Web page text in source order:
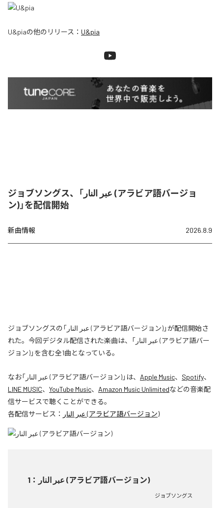
U&piaの他のリリース： U&pia
ジョブソングス、「عبر النار (アラビア語バージョ
ン)」を配信開始
新曲情報 2026.8.9
ジョブソングスの「عبر النار (アラビア語バージョン)」が配信開始さ
れた。今回デジタル配信された楽曲は、「عبر النار (アラビア語バー
ジョン)」を含む全1曲となっている。
なお「 عبر النار (アラビア語バージョン)」は、 Apple Music、 Spotify、
LINE MUSIC、 YouTube Music、 Amazon Music Unlimitedなどの音楽配
信サービスで聴くことができる。
各配信サービス：
عبر النار (アラビア語バージョン)
1 ： عبر النار (アラビア語バージョン)
ジョブソングス